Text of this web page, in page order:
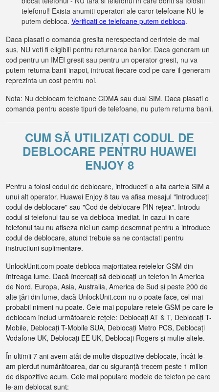
telefonul! Exista anumiti operatori ale caror telefoane NU le
putem debloca. Verificati ce telefoane putem debloca.
Daca plasati o comanda gresita nerespectand cerintele de mai
sus, NU veti fi eligibili pentru returnarea banilor. Daca generam un
cod pentru un IMEI gresit sau pentru un operator gresit, nu va
putem returna banii inapoi, intrucat fiecare cod pe care il generam
reprezinta un cost pentru noi.
Nota: Nu deblocam telefoane CDMA sau dual SIM. Daca plasati o
comanda pentru aceste tipuri de telefoane, nu putem returna banii.
CUM SĂ UTILIZAȚI CODUL DE
DEBLOCARE PENTRU HUAWEI
ENJOY 8
Pentru a folosi codul de deblocare, introduceti o alta cartela SIM a
unui alt operator. Huawei Enjoy 8 tau va afisa mesajul "Introduceți
codul de deblocare" sau "Cod de deblocare PIN rețea". Introdu
codul si telefonul tau se va debloca imediat. In cazul in care
telefonul tau nu afiseza nici un camp desemnat pentru a introduce
codul de deblocare, atunci trebuie sa ne contactati pentru
instructiuni suplimentare.
UnlockUnit.com poate debloca majoritatea retelelor GSM din
întreaga lume. Dacă încercați să deblocați un telefon în America
de Nord, Europa, Asia, Australia, America de Sud și peste 200 de
alte țări din lume, dacă UnlockUnit.com nu o poate face, cel mai
probabil nimeni nu poate. Cele mai populare retele GSM pe care le
deblocam includ următoarele rețele: Deblocați AT & T, Deblocați T-
Mobile, Deblocați T-Mobile SUA, Deblocați Metro PCS, Deblocați
Vodafone UK, Deblocați EE UK, Deblocați Rogers și multe altele.
În ultimii 7 ani avem atât de multe dispozitive deblocate, încât le-
am pierdut numărătoarea, dar cu siguranță trecem peste 1 milion
de dispozitive acum. Cele mai populare modele de telefon pe care
le-am deblocat sunt: